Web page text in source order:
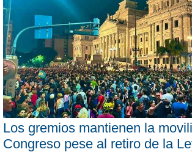
Los gremios mantienen la
Congreso pese al retiro de la